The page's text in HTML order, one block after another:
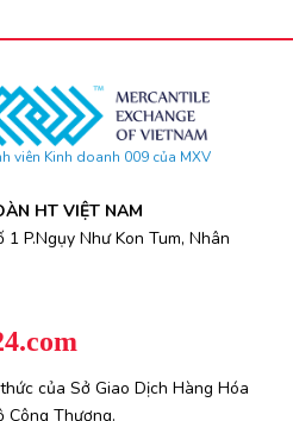
viên Kinh doanh 009 của MXV
HT VIỆT NAM
P.Ngụy Như Kon Tum, Nhân
của Sở Giao Dịch Hàng Hóa
Công Thương.